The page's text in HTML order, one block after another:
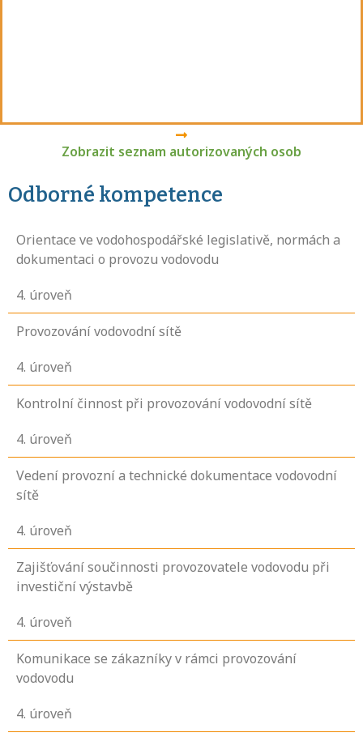
Zobrazit seznam autorizovaných osob
Odborné kompetence
Orientace ve vodohospodářské legislativě, normách a
dokumentaci o provozu vodovodu
4. úroveň
Provozování vodovodní sítě
4. úroveň
Kontrolní činnost při provozování vodovodní sítě
4. úroveň
Vedení provozní a technické dokumentace vodovodní
sítě
4. úroveň
Zajišťování součinnosti provozovatele vodovodu při
investiční výstavbě
4. úroveň
Komunikace se zákazníky v rámci provozování
vodovodu
4. úroveň